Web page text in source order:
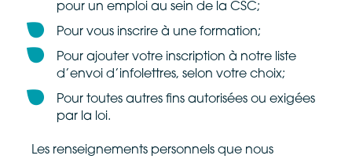
pour un emploi au sein de la CSC;
Pour vous inscrire à une formation;
Pour ajouter votre inscription à notre liste
d’envoi d’infolettres, selon votre choix;
Pour toutes autres fins autorisées ou exigées
par la loi.
Les renseignements personnels que nous